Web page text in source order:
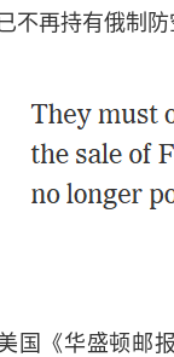
不再持有俄制
《华盛顿邮报